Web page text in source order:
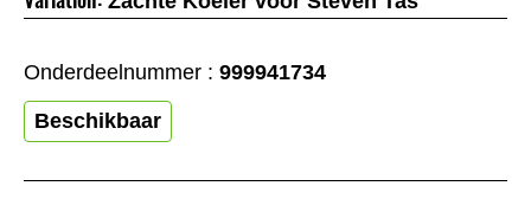
Onderdeelnummer : 999941734
Beschikbaar